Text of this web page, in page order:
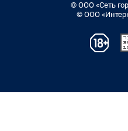
© ООО «Сеть
© ООО